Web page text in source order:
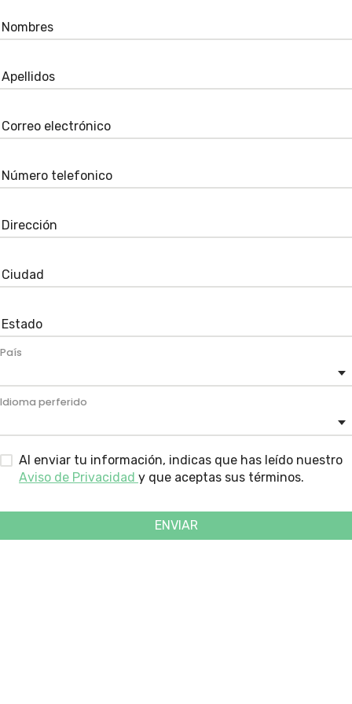
País
Idioma perferido
Al enviar tu información, indicas que has leído nuestro
Aviso de Privacidad y que aceptas sus términos.
ENVIAR